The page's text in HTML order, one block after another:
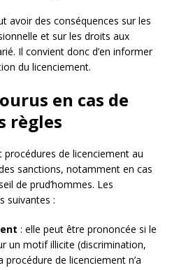
avoir des conséquences sur les
et sur les droits aux
Il convient donc d’en informer
du licenciement.
en cas de
règles
de licenciement au
sanctions, notamment en cas
de prud’hommes. Les
suivantes :
: elle peut être prononcée si le
un motif illicite (discrimination,
de licenciement n’a